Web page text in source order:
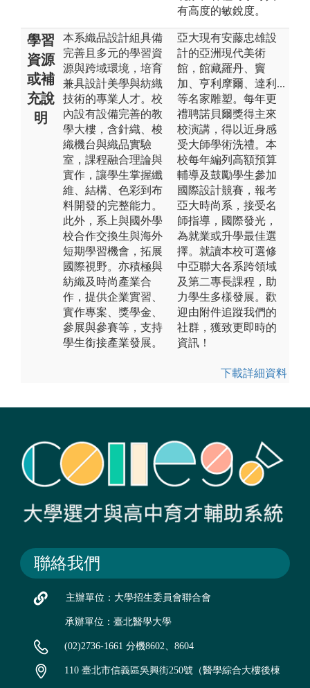
有高度的敏銳度。
學習
資源
或補
充說
明
本系織品設計組具備
完善且多元的學習資
源與跨域環境，培育
兼具設計美學與紡織
技術的專業人才。校
內設有設備完善的教
學大樓，含針織、梭
織機台與織品實驗
室，課程融合理論與
實作，讓學生掌握纖
維、結構、色彩到布
料開發的完整能力。
此外，系上與國外學
校合作交換生與海外
短期學習機會，拓展
國際視野。亦積極與
紡織及時尚產業合
作，提供企業實習、
實作專案、獎學金、
參展與參賽等，支持
學生銜接產業發展。
亞大現有安藤忠雄設
計的亞洲現代美術
館，館藏羅丹、竇
加、亨利摩爾、達利...
等名家雕塑。每年更
禮聘諾貝爾獎得主來
校演講，得以近身感
受大師學術洗禮。本
校每年編列高額預算
輔導及鼓勵學生參加
國際設計競賽，報考
亞大時尚系，接受名
師指導，國際發光，
為就業或升學最佳選
擇。就讀本校可選修
中亞聯大各系跨領域
及第二專長課程，助
力學生多樣發展。歡
迎由附件追蹤我們的
社群，獲致更即時的
資訊！
下載詳細資料
聯絡我們
主辦單位：大學招生委員會聯合會
承辦單位：臺北醫學大學
(02)2736-1661 分機8602、8604
110 臺北市信義區吳興街250號（醫學綜合大樓後棟